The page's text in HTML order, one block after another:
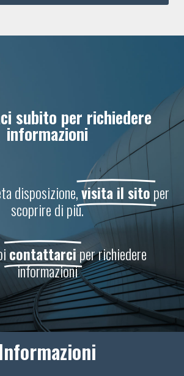
subito per richiedere
informazioni
disposizione,visita il sitoper
scoprire di più.
contattarciper richiedere
informazioni
Informazioni